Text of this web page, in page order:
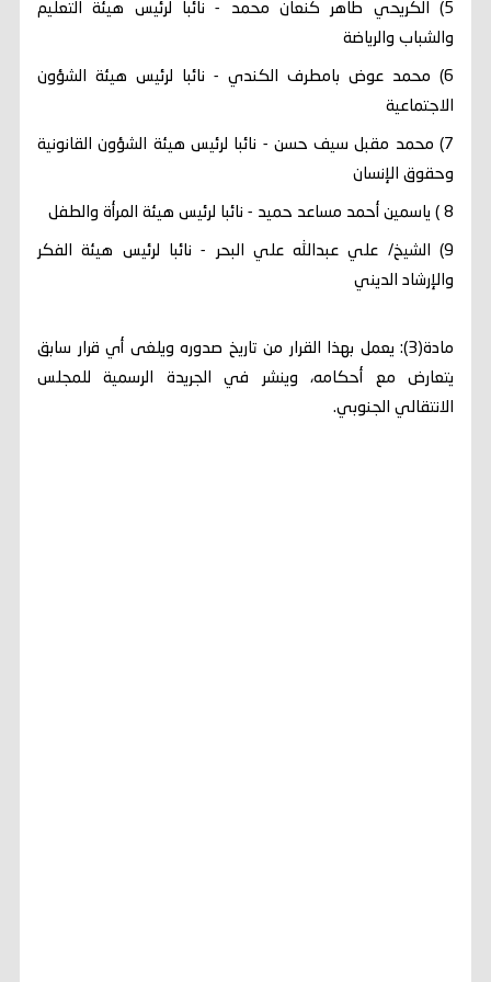
5) الكريحي طاهر كنعان محمد - نائبا لرئيس هيئة التعليم
والشباب والرياضة
6) محمد عوض بامطرف الكندي - نائبا لرئيس هيئة الشؤون
الاجتماعية
7) محمد مقبل سيف حسن - نائبا لرئيس هيئة الشؤون القانونية
وحقوق الإنسان
8 ) ياسمين أحمد مساعد حميد - نائبا لرئيس هيئة المرأة والطفل
9) الشيخ/ علي عبدالله علي البحر - نائبا لرئيس هيئة الفكر
والإرشاد الديني
مادة(3): يعمل بهذا القرار من تاريخ صدوره ويلغى أي قرار سابق
يتعارض مع أحكامه، وينشر في الجريدة الرسمية للمجلس
الانتقالي الجنوبي.